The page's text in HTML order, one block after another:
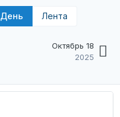
День Лента
Октябрь 18
2025